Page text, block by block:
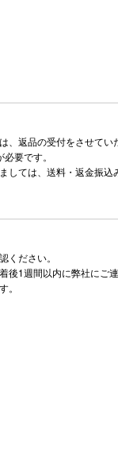
返品の受付をさせてい
要です。
しては、送料・返金振込
ください。
後1週間以内に弊社にご
。